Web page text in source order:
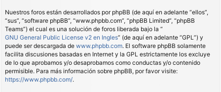
Nuestros foros están desarrollados por phpBB (de aquí en adelante “ellos”,
“sus”, “software phpBB”, “www.phpbb.com”, “phpBB Limited”, “phpBB
Teams”) el cual es una solución de foros liberada bajo la “
GNU General Public License v2 en Ingles” (de aquí en adelante “GPL”) y
puede ser descargada de www.phpbb.com. El software phpBB solamente
facilita discusiones basadas en Internet y la GPL estrictamente los excluye
de lo que aprobamos y/o desaprobamos como conductas y/o contenido
permisible. Para más información sobre phpBB, por favor visite:
https://www.phpbb.com/.